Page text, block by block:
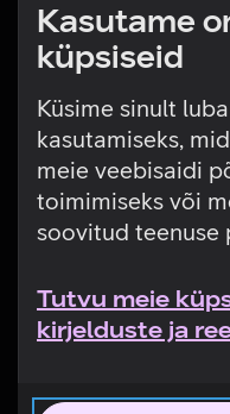
Kasutame
küpsiseid
Küsime sinult
kasutamiseks,
meie veebisaidi
toimimiseks või
soovitud teenuse
Tutvu meie
kirjelduste ja